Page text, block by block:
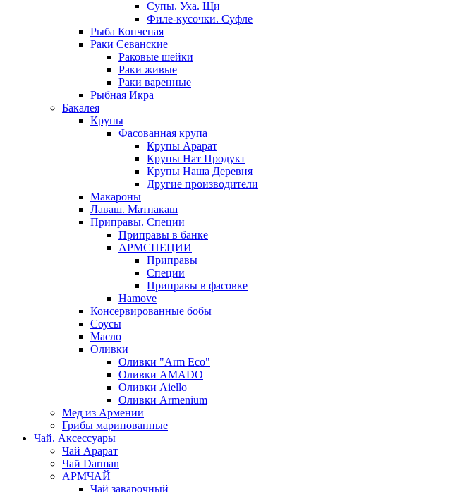
Супы. Уха. Щи
Филе-кусочки. Суфле
Рыба Копченая
Раки Севанские
Раковые шейки
Раки живые
Раки варенные
Рыбная Икра
Бакалея
Крупы
Фасованная крупа
Крупы Арарат
Крупы Нат Продукт
Крупы Наша Деревня
Другие производители
Макароны
Лаваш. Матнакаш
Приправы. Специи
Приправы в банке
АРМСПЕЦИИ
Приправы
Специи
Приправы в фасовке
Hamove
Консервированные бобы
Соусы
Масло
Оливки
Оливки "Arm Eco"
Оливки AMADO
Оливки Aiello
Оливки Armenium
Мед из Армении
Грибы маринованные
Чай. Аксессуары
Чай Арарат
Чай Darman
АРМЧАЙ
Чай заварочный